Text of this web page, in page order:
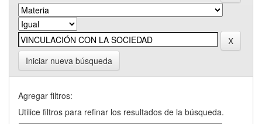
Iniciar nueva búsqueda
Agregar filtros:
Utilice filtros para refinar los resultados de la búsqueda.